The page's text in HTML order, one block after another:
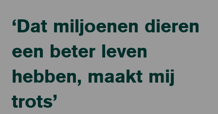
‘Dat miljoenen dieren
een beter leven
hebben, maakt mij
trots’